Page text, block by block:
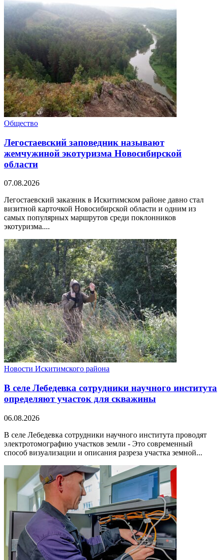
Общество
Легостаевский заповедник называют
жемчужиной экотуризма Новосибирской
области
07.08.2026
Легостаевский заказник в Искитимском районе давно стал
визитной карточкой Новосибирской области и одним из
самых популярных маршрутов среди поклонников
экотуризма....
Новости Искитимского района
В селе Лебедевка сотрудники научного института
определяют участок для скважины
06.08.2026
В селе Лебедевка сотрудники научного института проводят
электротомографию участков земли - Это современный
способ визуализации и описания разреза участка земной...